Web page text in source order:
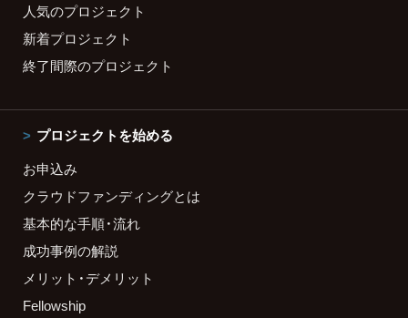
人気のプロジェクト
新着プロジェクト
終了間際のプロジェクト
プロジェクトを始める
お申込み
クラウドファンディングとは
基本的な手順・流れ
成功事例の解説
メリット・デメリット
Fellowship